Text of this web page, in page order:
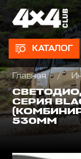
КАТАЛОГ
Главная
СЕРИЯ
530ММ